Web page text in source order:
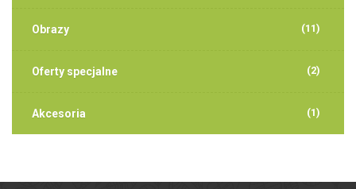
Obrazy (11)
Oferty specjalne (2)
Akcesoria (1)